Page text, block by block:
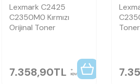
Lexmark C2425
C2350M0 Kırmızı
Orijinal Toner
7.358,90TL KDV
Toner